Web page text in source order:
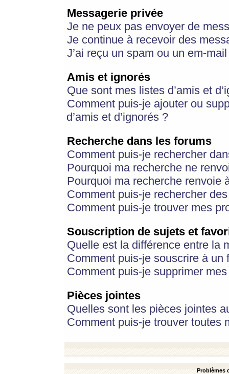
Messagerie privée
Je ne peux pas envoyer de
Je continue à recevoir des
J’ai reçu un spam ou un em-
Amis et ignorés
Que sont mes listes d’amis et
Comment puis-je ajouter ou
d’amis et d’ignorés ?
Recherche dans les forums
Comment puis-je rechercher
Pourquoi ma recherche ne
Pourquoi ma recherche renvoie
Comment puis-je rechercher
Comment puis-je trouver mes
Souscription de sujets et
Quelle est la différence entre la
Comment puis-je souscrire à
Comment puis-je supprimer
Pièces jointes
Quelles sont les pièces jointes
Comment puis-je trouver toutes
Problèmes